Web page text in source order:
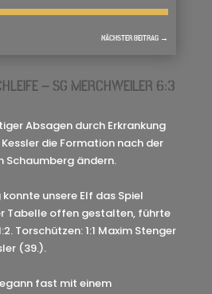
NÄCHSTER BEITRAG →
– SG MERCHWEILER 6:3
Absagen durch Erkrankung
die Formation nach der
Schaumberg ändern.
unsere Elf das Spiel
Tabelle offen gestalten, führte
Torschützen: 1:1 Maxim Stenger
(39.).
fast mit einem